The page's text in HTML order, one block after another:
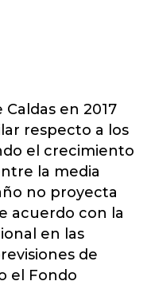
en 2017
respecto a los
el crecimiento
la media
no proyecta
acuerdo con la
en las
de
el Fondo